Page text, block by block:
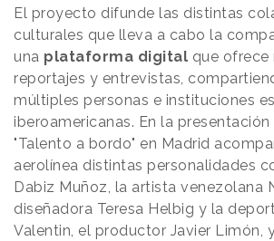
El proyecto difunde las distintas
culturales que lleva a cabo la
una plataforma digital que ofrece
reportajes y entrevistas,
múltiples personas e instituciones
iberoamericanas. En la
"Talento a bordo" en Madrid
aerolínea distintas personalidades
Dabiz Muñoz, la artista venezolana
diseñadora Teresa Helbig y la
Valentin, el productor Javier Limón,